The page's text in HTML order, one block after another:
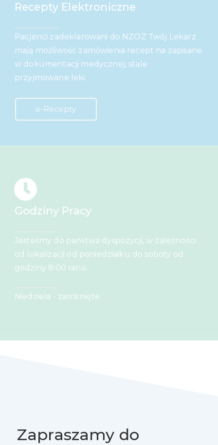
Recepty Elektroniczne
Pacjenci zadeklarowani do NZOZ Twój Lekarz
mają możliwość zamówienia recept na zapisane
w dokumentacji medycznej, stale
przyjmowane leki.
e-Recepty
Godziny Pracy
Jesteśmy do państwa dyspozycji, w zależności
od lokalizacji od poniedziałku do soboty od
godziny 8:00 rano.
Niedziela - zamknięte
Zapraszamy do